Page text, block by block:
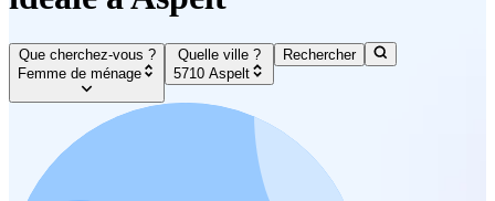
Que cherchez-vous ?
Femme de ménage
Quelle ville ?
5710 Aspelt
Rechercher